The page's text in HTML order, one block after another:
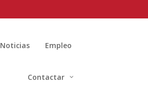
Noticias Empleo
Contactar